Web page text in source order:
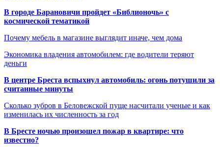
В городе Барановичи пройдет «Библионочь» с
космической тематикой
Почему мебель в магазине выглядит иначе, чем дома
Экономика владения автомобилем: где водители теряют
деньги
В центре Бреста вспыхнул автомобиль: огонь потушили за
считанные минуты
Сколько зубров в Беловежской пуще насчитали ученые и как
изменилась их численность за год
В Бресте ночью произошел пожар в квартире: что
известно?